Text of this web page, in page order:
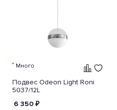
Много
Подвес Odeon Light Roni
5037/12L
6 350 ₽